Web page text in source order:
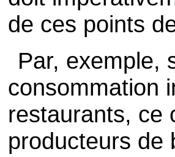
de ces points
Par, exemple,
consommation
restaurants, ce
producteurs de